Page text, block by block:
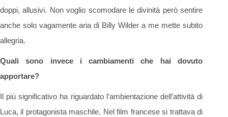
doppi, allusivi. Non voglio scomodare le divinità però sentire
anche solo vagamente aria di Billy Wilder a me mette subito
allegria.
Quali sono invece i cambiamenti che hai dovuto
apportare?
Il più significativo ha riguardato l’ambientazione dell’attività di
Luca, il protagonista maschile. Nel film francese si trattava di